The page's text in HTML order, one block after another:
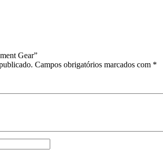
Gear”
Campos obrigatórios marcados com *